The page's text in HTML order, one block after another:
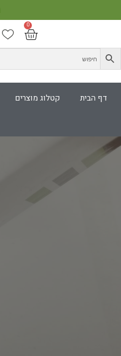
דף הבית קטלוג מוצרים